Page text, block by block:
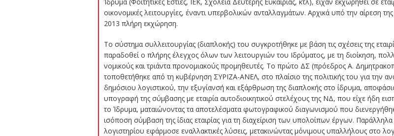
οικονομικές λειτουργίες, έναντι υπερβολικών ανταλλαγμάτων. Αρχικά υπό την αίρεση
2013 πλήρη εκχώρηση.
Το σύστημα συλλειτουργίας (διαπλοκής) του συγκροτήθηκε με βάση τις σχέσεις της
παραδοθεί ο πλήρης έλεγχος όλων των λειτουργιών του Ιδρύματος, με τη διοίκηση,
νομικούς και τριάντα προνομιακούς προμηθευτές. Το πρώτο ΔΣ (πρόεδρος Α.
τοποθετήθηκε από τη κυβέρνηση ΣΥΡΙΖΑ-ΑΝΕΛ, στο πλαίσιο της πολιτικής του για την
δημόσιου λογιστικού, την εξυγίανσή και εξάρθρωση της διαπλοκής στο ίδρυμα,
υπογραφή της σύμβασης με εταιρία αυτοδιοικητικού στελέχους της ΝΔ, που είχε ήδη
το Ίδρυμα, ματαιώνοντας τα αποτελέσματα φωτογραφικού διαγωνισμού που
ισόποση σύμβαση της ίδιας εταιρίας για τη διαχείριση των υπολοίπων έργων.
λογιστηρίου εφάρμοσε εναλλακτικές λύσεις, μετακινώντας μόνιμους υπαλλήλους στο